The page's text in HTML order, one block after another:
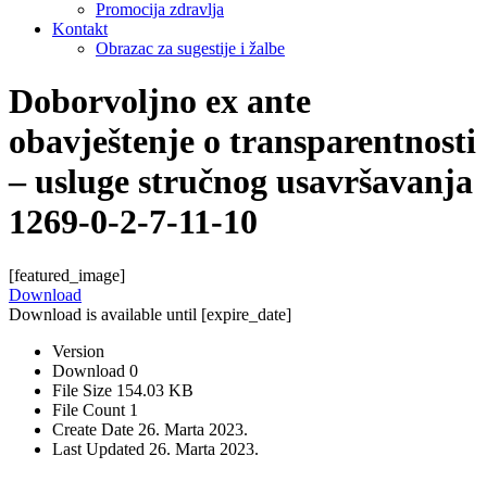
Promocija zdravlja
Kontakt
Obrazac za sugestije i žalbe
Doborvoljno ex ante
obavještenje o transparentnosti
– usluge stručnog usavršavanja
1269-0-2-7-11-10
[featured_image]
Download
Download is available until [expire_date]
Version
Download 0
File Size 154.03 KB
File Count 1
Create Date 26. Marta 2023.
Last Updated 26. Marta 2023.